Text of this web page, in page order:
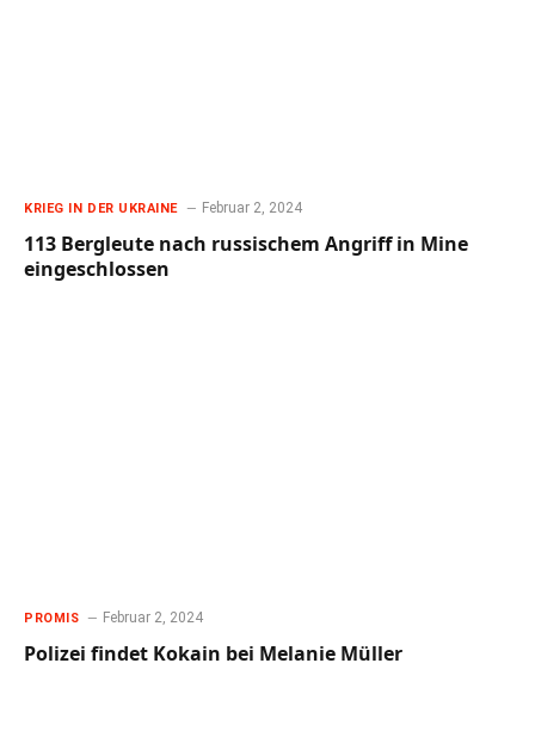
KRIEG IN DER UKRAINE Februar 2, 2024
113 Bergleute nach russischem Angriff in Mine
eingeschlossen
PROMIS Februar 2, 2024
Polizei findet Kokain bei Melanie Müller